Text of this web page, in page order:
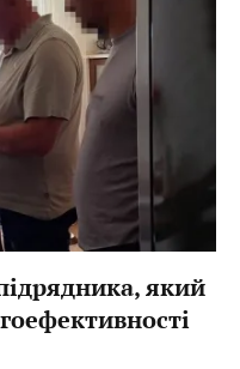
який